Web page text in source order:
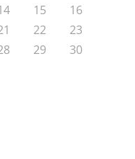
15
16
22
23
29
30